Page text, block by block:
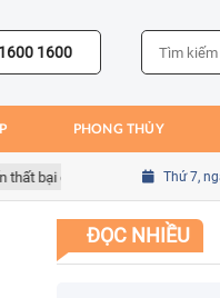
1600
PHONG THỦY
của Bồ Đào Nha Sai
Thứ 7,
ĐỌC NHIỀU